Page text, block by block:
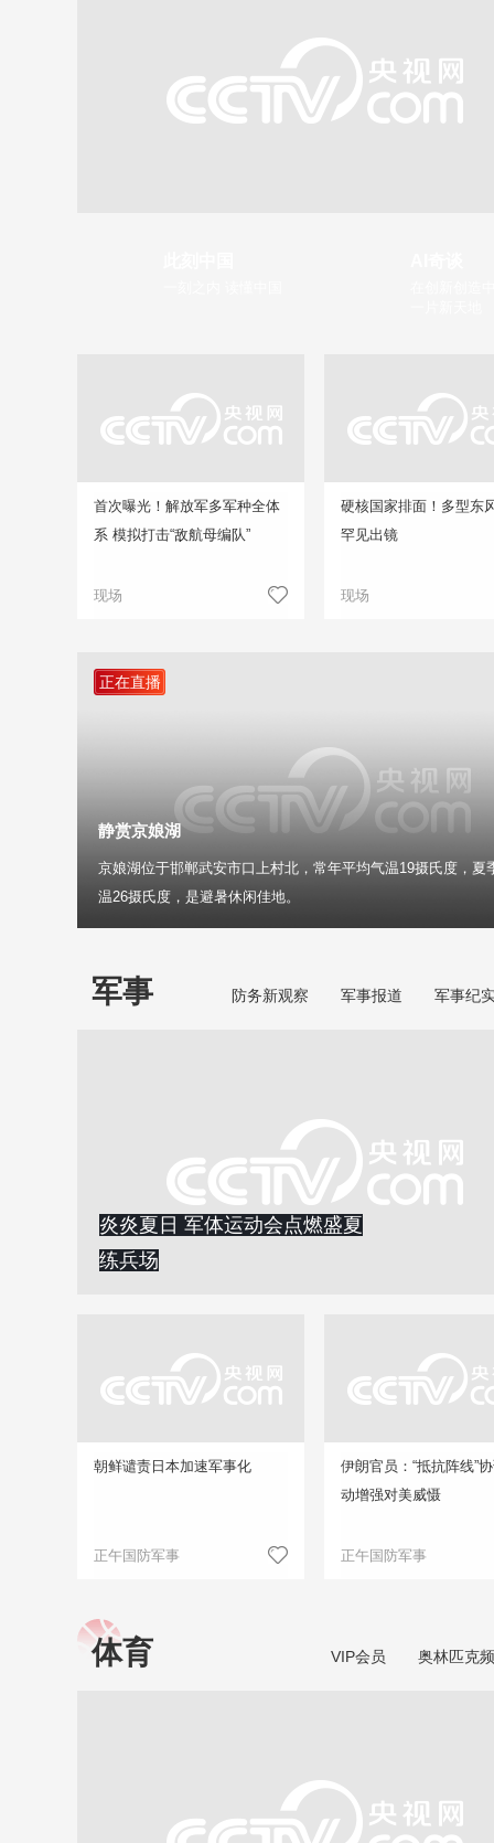
首次曝光！解放军多军种全体
系 模拟打击“敌航母编队”
现场
硬核国家排面！多型东
罕见出镜
现场
正在直播
静赏京娘湖
京娘湖位于邯郸武安市口上村北，常年平均气温19摄氏度，夏
温26摄氏度，是避暑休闲佳地。
军事 防务新观察 军事报道 军事纪
炎炎夏日 军体运动会点燃盛夏
练兵场
朝鲜谴责日本加速军事化
正午国防军事
伊朗官员：“抵抗阵线”
动增强对美威慑
正午国防军事
体育 VIP会员 奥林匹克